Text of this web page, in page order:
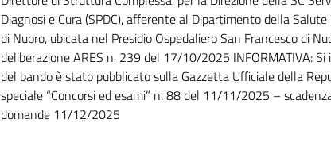
Diagnosi e Cura (SPDC), afferente al Dipartimento della
di Nuoro, ubicata nel Presidio Ospedaliero San Francesco di
deliberazione ARES n. 239 del 17/10/2025 INFORMATIVA:
del bando è stato pubblicato sulla Gazzetta Ufficiale della
speciale “Concorsi ed esami” n. 88 del 11/11/2025 –
domande 11/12/2025